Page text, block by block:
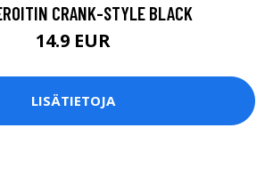
CRANK-STYLE BLACK
14.9 EUR
LISÄTIETOJA